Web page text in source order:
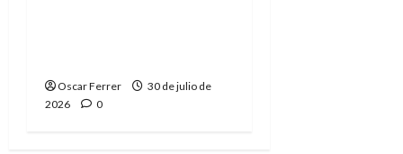
Oscar Ferrer
30 de julio de
2026
0